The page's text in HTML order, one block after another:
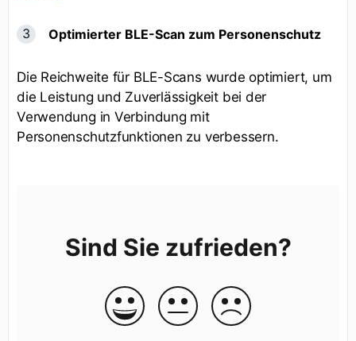
Optimierter BLE-Scan zum Personenschutz
Die Reichweite für BLE-Scans wurde optimiert, um
die Leistung und Zuverlässigkeit bei der
Verwendung in Verbindung mit
Personenschutzfunktionen zu verbessern.
Sind Sie zufrieden?